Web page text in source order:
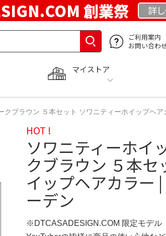
創業祭 詳
ご利用案内
お問い合わ
マイストア
クブラウン ５本セット ソワニティーホイップヘ
HOT !
ソワニティーホイ
クブラウン ５本セ
イップヘアカラー
ーデン
※DTCASADESIGN.COM 限定モデル